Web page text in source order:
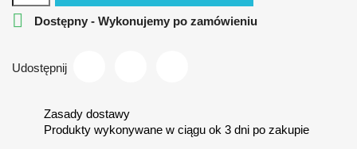
 Dostępny - Wykonujemy po zamówieniu
Udostępnij
Zasady dostawy
Produkty wykonywane w ciągu ok 3 dni po zakupie